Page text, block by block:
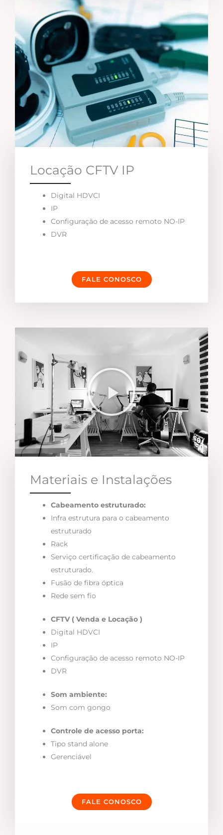
Locação CFTV IP
Digital HDVCI
IP
Configuração de acesso remoto NO-IP
DVR
FALE CONOSCO
Materiais e Instalações
Cabeamento estruturado:
Infra estrutura para o cabeamento
estruturado
Rack
Serviço certificação de cabeamento
estruturado.
Fusão de fibra óptica
Rede sem fio
CFTV ( Venda e Locação )
Digital HDVCI
IP
Configuração de acesso remoto NO-IP
DVR
Som ambiente:
Som com gongo
Controle de acesso porta:
Tipo stand alone
Gerenciável
FALE CONOSCO